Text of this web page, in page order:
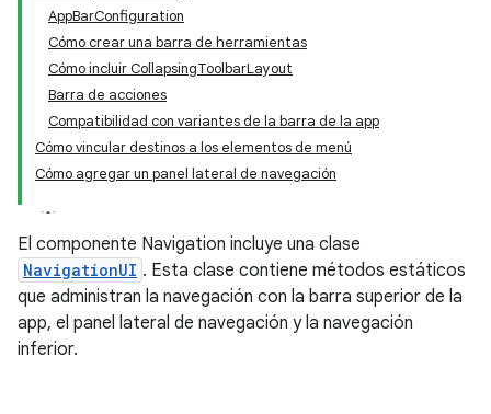
AppBarConfiguration
Cómo crear una barra de herramientas
Cómo incluir CollapsingToolbarLayout
Barra de acciones
Compatibilidad con variantes de la barra de la app
Cómo vincular destinos a los elementos de menú
Cómo agregar un panel lateral de navegación
El componente Navigation incluye una clase
NavigationUI . Esta clase contiene métodos estáticos
que administran la navegación con la barra superior de la
app, el panel lateral de navegación y la navegación
inferior.